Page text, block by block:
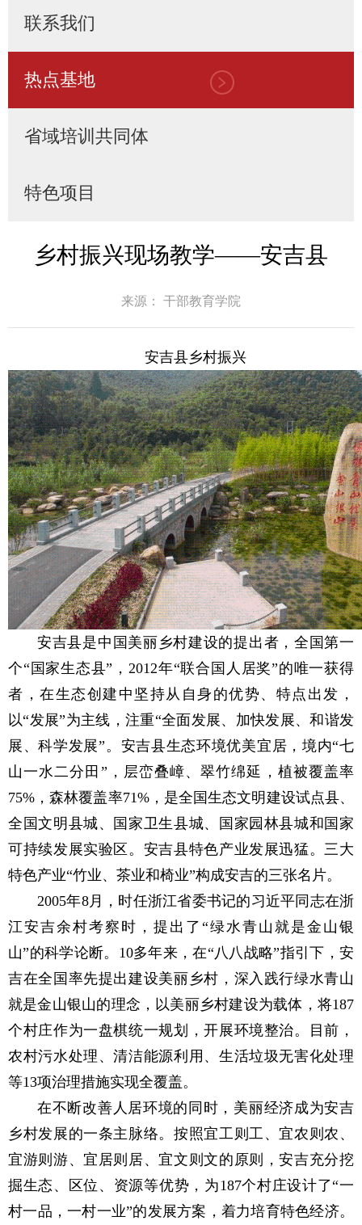
联系我们
热点基地
省域培训共同体
特色项目
乡村振兴现场教学——安吉县
来源： 干部教育学院
安吉县乡村振兴
安吉县是中国美丽乡村建设的提出者，全国第一
个“国家生态县”，2012年“联合国人居奖”的唯一获得
者，在生态创建中坚持从自身的优势、特点出发，
以“发展”为主线，注重“全面发展、加快发展、和谐发
展、科学发展”。安吉县生态环境优美宜居，境内“七
山一水二分田”，层峦叠嶂、翠竹绵延，植被覆盖率
75%，森林覆盖率71%，是全国生态文明建设试点县、
全国文明县城、国家卫生县城、国家园林县城和国家
可持续发展实验区。安吉县特色产业发展迅猛。三大
特色产业“竹业、茶业和椅业”构成安吉的三张名片。
2005年8月，时任浙江省委书记的习近平同志在浙
江安吉余村考察时，提出了“绿水青山就是金山银
山”的科学论断。10多年来，在“八八战略”指引下，安
吉在全国率先提出建设美丽乡村，深入践行绿水青山
就是金山银山的理念，以美丽乡村建设为载体，将187
个村庄作为一盘棋统一规划，开展环境整治。目前，
农村污水处理、清洁能源利用、生活垃圾无害化处理
等13项治理措施实现全覆盖。
在不断改善人居环境的同时，美丽经济成为安吉
乡村发展的一条主脉络。按照宜工则工、宜农则农、
宜游则游、宜居则居、宜文则文的原则，安吉充分挖
掘生态、区位、资源等优势，为187个村庄设计了“一
村一品，一村一业”的发展方案，着力培育特色经济。